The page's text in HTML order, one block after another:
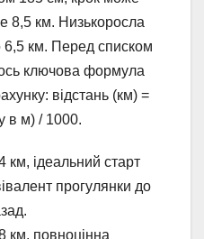
8,5 км. Низькоросла
6,5 км. Перед списком
ключова формула
відстань (км) =
в м) / 1000.
км, ідеальний старт
прогулянки до
км, повноцінна